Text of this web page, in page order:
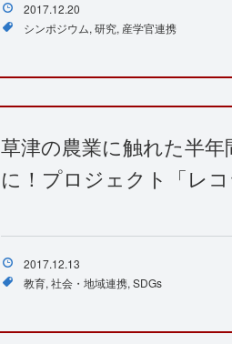
2017.12.20
シンポジウム 研究 産学官連携
草津の農業に触れた半
に！プロジェクト「レ
2017.12.13
教育 社会・地域連携 SDGs